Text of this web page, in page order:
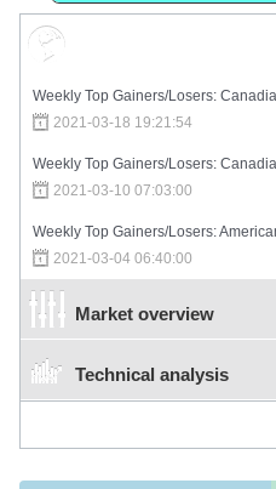
Weekly Top Gainers/Losers:
2021-03-18 19:21:54
Weekly Top Gainers/Losers:
2021-03-10 07:03:00
Weekly Top Gainers/Losers:
2021-03-04 06:40:00
Market overview
Technical analysis